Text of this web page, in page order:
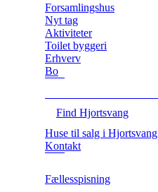
Forsamlingshus
Nyt tag
Aktiviteter
Toilet byggeri
Erhverv
Bo
Find Hjortsvang
Huse til salg i Hjortsvang
Kontakt
Fællesspisning